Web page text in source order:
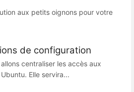
aux petits oignons pour votre
de configuration
centraliser les accès aux
Elle servira...